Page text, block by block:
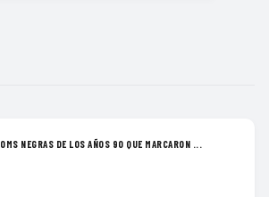
NEGRAS DE LOS AÑOS 90 QUE MARCARON ...